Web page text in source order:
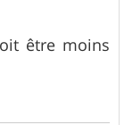
être moins